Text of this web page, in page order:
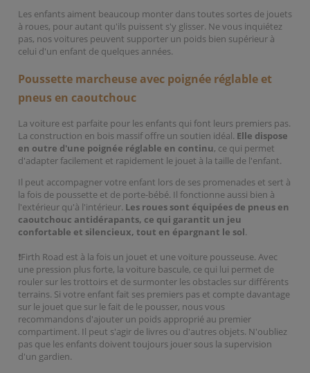
Les enfants aiment beaucoup monter dans toutes sortes de jouets
à roues, pour autant qu'ils puissent s'y glisser. Ne vous inquiétez
pas, nos voitures peuvent supporter un poids bien supérieur à
celui d'un enfant de quelques années.
Poussette marcheuse avec poignée réglable et
pneus en caoutchouc
La voiture est parfaite pour les enfants qui font leurs premiers pas.
La construction en bois massif offre un soutien idéal. Elle dispose
en outre d'une poignée réglable en continu, ce qui permet
d'adapter facilement et rapidement le jouet à la taille de l'enfant.
Il peut accompagner votre enfant lors de ses promenades et sert à
la fois de poussette et de porte-bébé. Il fonctionne aussi bien à
l'extérieur qu'à l'intérieur. Les roues sont équipées de pneus en
caoutchouc antidérapants, ce qui garantit un jeu
confortable et silencieux, tout en épargnant le sol.
❗Firth Road est à la fois un jouet et une voiture pousseuse. Avec
une pression plus forte, la voiture bascule, ce qui lui permet de
rouler sur les trottoirs et de surmonter les obstacles sur différents
terrains. Si votre enfant fait ses premiers pas et compte davantage
sur le jouet que sur le fait de le pousser, nous vous
recommandons d'ajouter un poids approprié au premier
compartiment. Il peut s'agir de livres ou d'autres objets. N'oubliez
pas que les enfants doivent toujours jouer sous la supervision
d'un gardien.